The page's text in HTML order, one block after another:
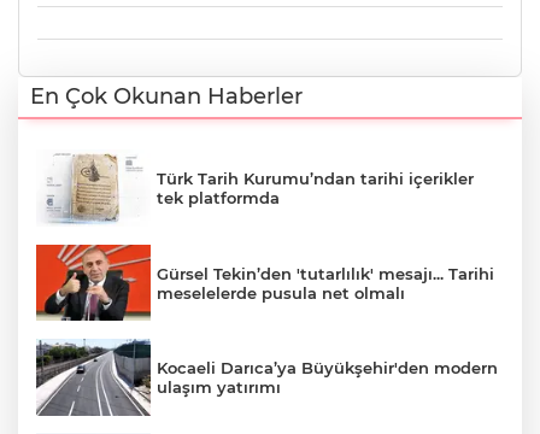
En Çok Okunan Haberler
Türk Tarih Kurumu’ndan tarihi içerikler
tek platformda
Gürsel Tekin’den 'tutarlılık' mesajı... Tarihi
meselelerde pusula net olmalı
Kocaeli Darıca’ya Büyükşehir'den modern
ulaşım yatırımı